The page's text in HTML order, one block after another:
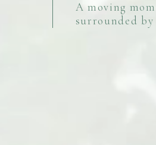
A moving mom
surrounded by